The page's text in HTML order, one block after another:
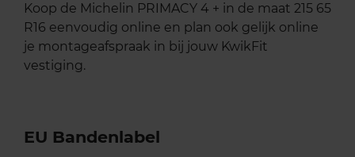
Koop de Michelin PRIMACY 4 + in de maat 215 65
R16 eenvoudig online en plan ook gelijk online
je montageafspraak in bij jouw KwikFit
vestiging.
EU Bandenlabel